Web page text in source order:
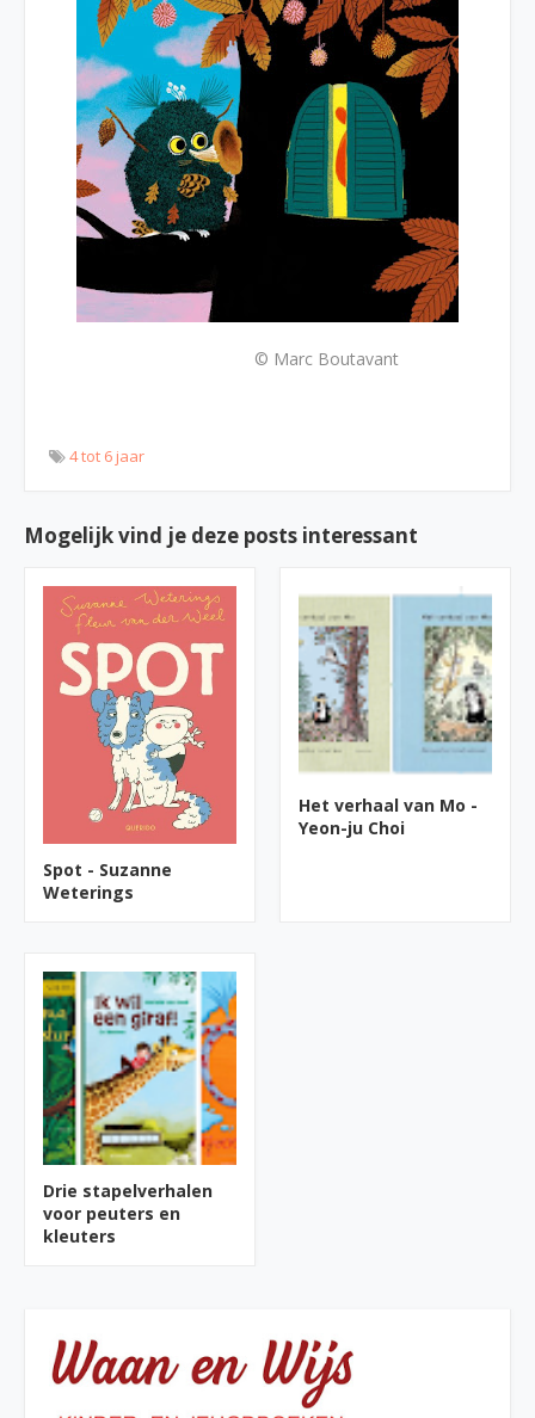
© Marc Boutavant
4 tot 6 jaar
Mogelijk vind je deze posts interessant
Spot - Suzanne
Weterings
Het verhaal van Mo -
Yeon-ju Choi
Drie stapelverhalen
voor peuters en
kleuters